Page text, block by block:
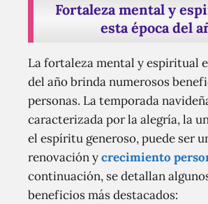
Fortaleza mental y
esta época del
La fortaleza mental y espiritual
del año brinda numerosos
personas. La temporada
caracterizada por la alegría, la
el espíritu generoso, puede ser
renovación ycrecimiento
continuación, se detallan
beneficios más destacados: